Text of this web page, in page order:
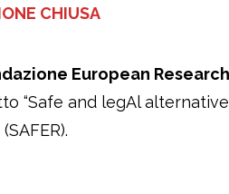
CHIUSA
European
“Safe and legAl